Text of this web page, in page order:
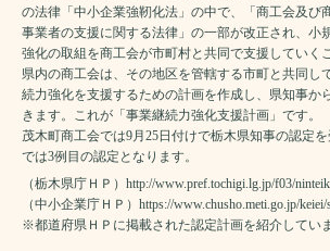
の法律「中小企業強靭化法」の中で、「商工会及び
事業者の支援に関する法律」の一部が改正され、小
強化の取組を商工会が市町村と共同で支援していく
県内の商工会は、その地区を管轄する市町と共同し
続力強化を支援するための計画を作成し、県知事か
きます。これが「事業継続力強化支援計画」です。
茂木町商工会では9月25日付けで栃木県知事の認定
では3例目の認定となります。
（栃木県庁ＨＰ） http://www.pref.tochigi.lg.jp/f03/
（中小企業庁ＨＰ） https://www.chusho.meti.go.jp/
※都道府県ＨＰに掲載された認定計画を紹介していま